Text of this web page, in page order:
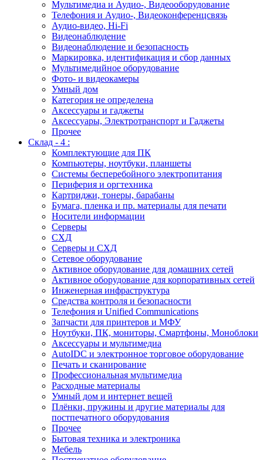
Мультимедиа и Аудио-, Видеооборудование
Телефония и Аудио-, Видеоконференцсвязь
Аудио-видео, Hi-Fi
Видеонаблюдение
Видеонаблюдение и безопасность
Маркировка, идентификация и сбор данных
Мультимедийное оборудование
Фото- и видеокамеры
Умный дом
Категория не определена
Аксессуары и гаджеты
Аксессуары, Электротранспорт и Гаджеты
Прочее
Склад - 4 :
Комплектующие для ПК
Компьютеры, ноутбуки, планшеты
Системы бесперебойного электропитания
Периферия и оргтехника
Картриджи, тонеры, барабаны
Бумага, пленка и пр. материалы для печати
Носители информации
Серверы
СХД
Серверы и СХД
Сетевое оборудование
Активное оборудование для домашних сетей
Активное оборудование для корпоративных сетей
Инженерная инфраструктура
Средства контроля и безопасности
Телефония и Unified Communications
Запчасти для принтеров и МФУ
Ноутбуки, ПК, мониторы, Смартфоны, Моноблоки
Аксессуары и мультимедиа
AutoIDC и электронное торговое оборудование
Печать и сканирование
Профессиональная мультимедиа
Расходные материалы
Умный дом и интернет вещей
Плёнки, пружины и другие материалы для
постпечатного оборудования
Прочее
Бытовая техника и электроника
Мебель